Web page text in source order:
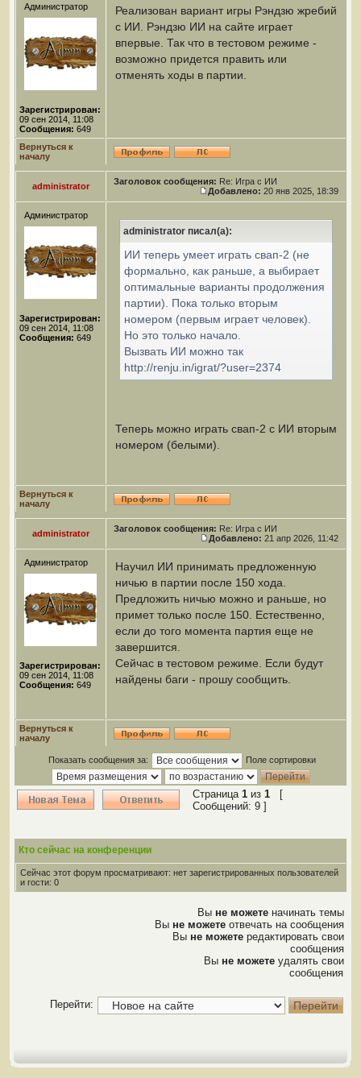
Администратор
Зарегистрирован:
09 сен 2014, 11:08
Сообщения: 649
Реализован вариант игры Рэндзю жребий
с ИИ. Рэндзю ИИ на сайте играет
впервые. Так что в тестовом режиме -
возможно придется править или
отменять ходы в партии.
Вернуться к
началу
administrator Заголовок сообщения: Re: Игра с ИИ
Добавлено: 20 янв 2025, 18:39
Администратор
Зарегистрирован:
09 сен 2014, 11:08
Сообщения: 649
administrator писал(а):
ИИ теперь умеет играть свап-2 (не
формально, как раньше, а выбирает
оптимальные варианты продолжения
партии). Пока только вторым
номером (первым играет человек).
Но это только начало.
Вызвать ИИ можно так
http://renju.in/igrat/?user=2374
Теперь можно играть свап-2 с ИИ вторым
номером (белыми).
Вернуться к
началу
administrator Заголовок сообщения: Re: Игра с ИИ
Добавлено: 21 апр 2026, 11:42
Администратор
Зарегистрирован:
09 сен 2014, 11:08
Сообщения: 649
Научил ИИ принимать предложенную
ничью в партии после 150 хода.
Предложить ничью можно и раньше, но
примет только после 150. Естественно,
если до того момента партия еще не
завершится.
Сейчас в тестовом режиме. Если будут
найдены баги - прошу сообщить.
Вернуться к
началу
Показать сообщения за: Поле сортировки
Страница 1 из 1 [
Сообщений: 9 ]
Кто сейчас на конференции
Сейчас этот форум просматривают: нет зарегистрированных пользователей
и гости: 0
Вы не можете начинать темы
Вы не можете отвечать на сообщения
Вы не можете редактировать свои
сообщения
Вы не можете удалять свои
сообщения
Перейти: